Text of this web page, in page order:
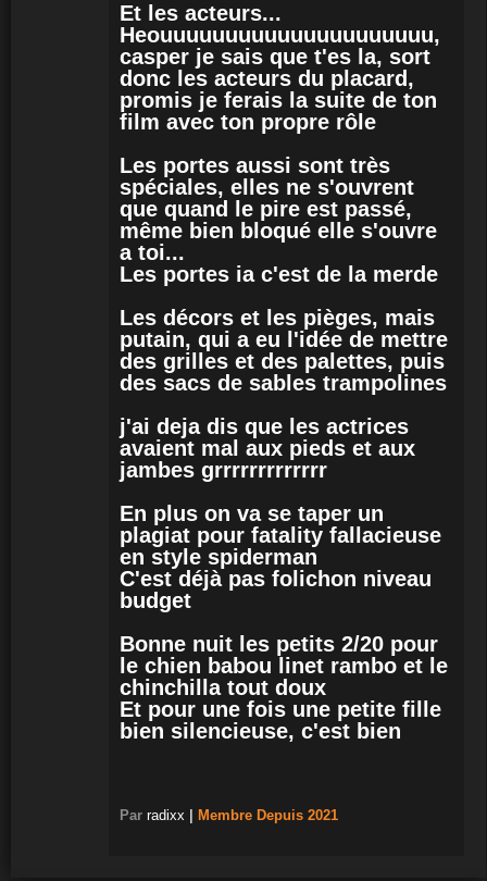
Et les acteurs...
Heouuuuuuuuuuuuuuuuuuuuu,
casper je sais que t'es la, sort
donc les acteurs du placard,
promis je ferais la suite de ton
film avec ton propre rôle
Les portes aussi sont très
spéciales, elles ne s'ouvrent
que quand le pire est passé,
même bien bloqué elle s'ouvre
a toi...
Les portes ia c'est de la merde
Les décors et les pièges, mais
putain, qui a eu l'idée de mettre
des grilles et des palettes, puis
des sacs de sables trampolines
j'ai deja dis que les actrices
avaient mal aux pieds et aux
jambes grrrrrrrrrrrrr
En plus on va se taper un
plagiat pour fatality fallacieuse
en style spiderman
C'est déjà pas folichon niveau
budget
Bonne nuit les petits 2/20 pour
le chien babou linet rambo et le
chinchilla tout doux
Et pour une fois une petite fille
bien silencieuse, c'est bien
Par radixx Membre Depuis 2021